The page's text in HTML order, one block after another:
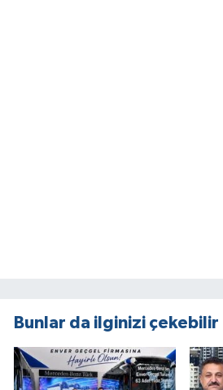
Bunlar da ilginizi çekebilir